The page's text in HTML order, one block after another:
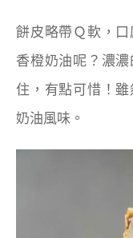
餅皮略帶Ｑ軟，
香橙奶油呢？濃
住，有點可惜！
奶油風味。